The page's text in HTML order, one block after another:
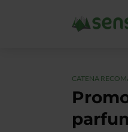
CATENA